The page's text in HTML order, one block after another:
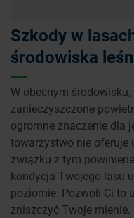
Szkody w
środowiska
W obecnym
zanieczyszczone
ogromne znaczenie dla
towarzystwo nie oferuje
związku z tym
kondycja Twojego lasu
poziomie. Pozwoli Ci to
zniszczyć Twoje mienie.